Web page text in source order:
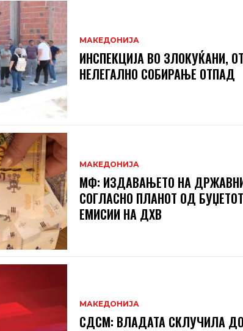
МАКЕДОНИЈА
ИНСПЕКЦИЈА ВО ЗЛОКУЌАНИ,
НЕЛЕГАЛНО СОБИРАЊЕ ОТПАД
МАКЕДОНИЈА
МФ: ИЗДАВАЊЕТО НА
СОГЛАСНО ПЛАНОТ ОД
ЕМИСИИ НА ДХВ
МАКЕДОНИЈА
СДСМ: ВЛАДАТА СКЛУЧИЛА